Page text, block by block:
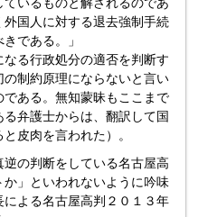
国人に対する退去強制手続
である。」
る行政処分の適否を判断す
制約原理にならないと言い
ある。無知蒙昧もここまで
弁護士からは、翻訳して国
皮肉を言われた）。
の判断をしている名古屋高
」といわれないように吟味
よる名古屋高判２０１３年